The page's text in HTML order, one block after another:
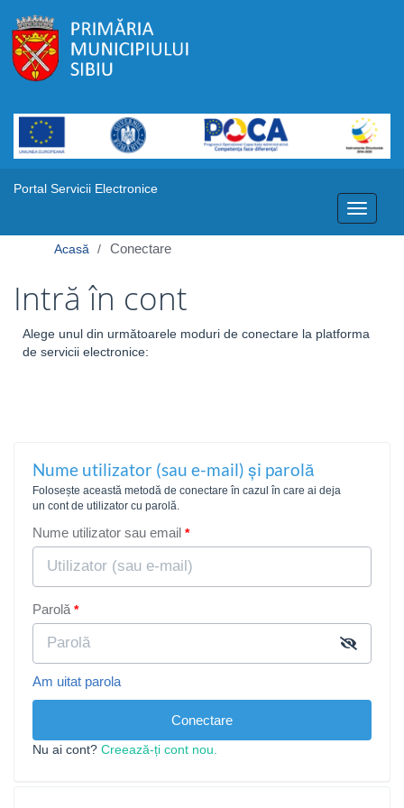
Toggle
Portal Servicii Electronice
Acasă Conectare
Intră în cont
Alege unul din următoarele moduri de conectare la platforma
de servicii electronice:
Nume utilizator (sau e-mail) și parolă
Folosește această metodă de conectare în cazul în care ai deja
un cont de utilizator cu parolă.
Nume utilizator sau email
Parolă
Am uitat parola
Conectare
Nu ai cont? Creează-ți cont nou.